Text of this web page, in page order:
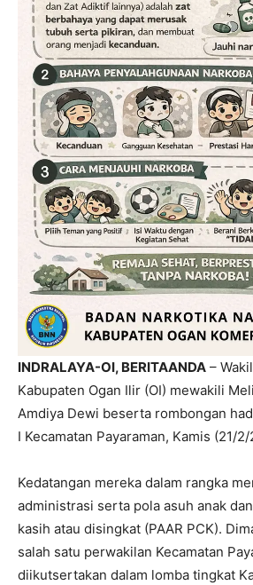
INDRALAYA-OI, BERITAANDA –
Kabupaten Ogan Ilir (OI) mewakili
Amdiya Dewi beserta rombongan
I Kecamatan Payaraman, Kamis (21/
Kedatangan mereka dalam rangka
administrasi serta pola asuh anak
kasih atau disingkat (PAAR PCK).
salah satu perwakilan Kecamatan
diikutsertakan dalam lomba tingkat